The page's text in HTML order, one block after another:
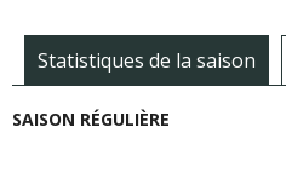
Statistiques de la saison
SAISON RÉGULIÈRE